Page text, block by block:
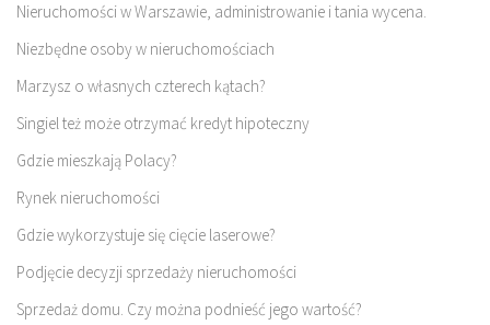
Nieruchomości w Warszawie, administrowanie i tania wycena.
Niezbędne osoby w nieruchomościach
Marzysz o własnych czterech kątach?
Singiel też może otrzymać kredyt hipoteczny
Gdzie mieszkają Polacy?
Rynek nieruchomości
Gdzie wykorzystuje się cięcie laserowe?
Podjęcie decyzji sprzedaży nieruchomości
Sprzedaż domu. Czy można podnieść jego wartość?